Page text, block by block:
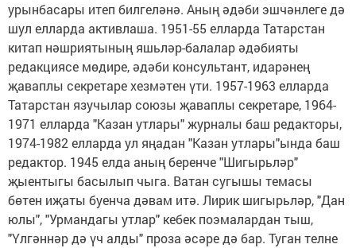
урынбасары итеп билгеләнә. Аның әдәби эшчәнлеге дә
шул елларда активлаша. 1951-55 елларда Татарстан
китап нәшриятының яшьләр-балалар әдәбияты
редакциясе мөдире, әдәби консультант, идарәнең
җаваплы секретаре хезмәтен үти. 1957-1963 елларда
Татарстан язучылар союзы җаваплы секретаре, 1964-
1971 елларда "Казан утлары" журналы баш редакторы,
1974-1982 елларда ул яңадан "Казан утлары"ында баш
редактор. 1945 елда аның беренче "Шигырьләр"
җыентыгы басылып чыга. Ватан сугышы темасы
бөтен иҗаты буенча дәвам итә. Лирик шигырьләр, "Дан
юлы", "Урмандагы утлар" кебек поэмалардан тыш,
"Үлгәннәр дә үч алды" проза әсәре дә бар. Туган телне